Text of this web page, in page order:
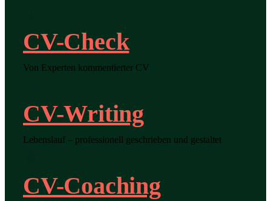
CV-Check
Von Experten kommentierter CV
CV-Writing
Lebenslauf – professionell geschrieben und gestaltet
CV-Coaching